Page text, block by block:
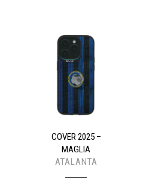
COVER 2025 –
MAGLIA
ATALANTA